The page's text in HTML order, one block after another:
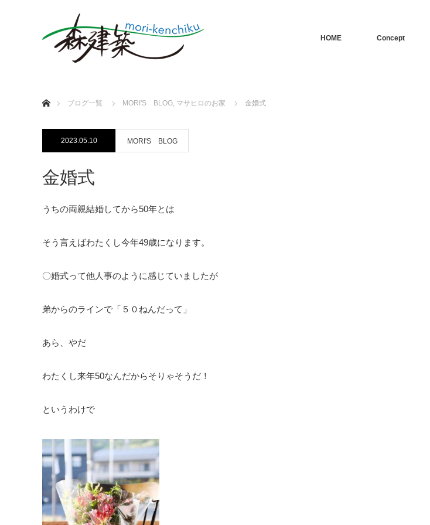
HOME Concept
ブログ一覧
MORI'S BLOG, マサヒロのお家 金婚式
2023.05.10 MORI'S BLOG
金婚式
うちの両親結婚してから50年とは
そう言えばわたくし今年49歳になります。
〇婚式って他人事のように感じていましたが
弟からのラインで「５０ねんだって」
あら、やだ
わたくし来年50なんだからそりゃそうだ！
というわけで